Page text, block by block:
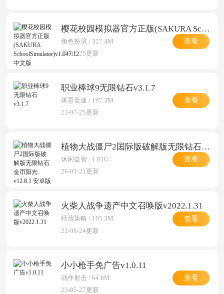
樱花校园模拟器官方正版(SAKURA SchoolSimulator)v1.047.12 中文版
角色扮演 / 327.4M
26-02-25更新
查看
职业棒球9无限钻石v3.1.7
体育竞速 / 197.3M
23-07-25更新
查看
植物大战僵尸2国际版破解版无限钻石金币阳光v12.8.1 安卓版
休闲益智 / 1.01G
26-01-21更新
查看
火柴人战争遗产中文召唤版v2022.1.31
经营策略 / 105.3M
22-08-24更新
查看
小小枪手免广告v1.0.11
动作射击 / 64.8M
23-05-27更新
查看